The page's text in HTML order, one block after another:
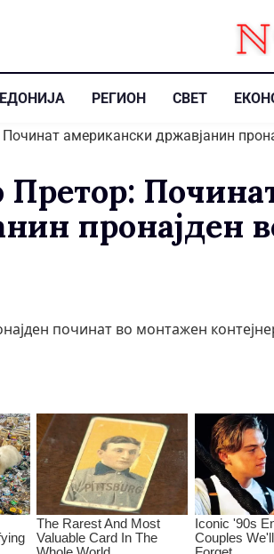
РЕГИОН СВЕТ
Претор:
пронајден
починат во монтажен